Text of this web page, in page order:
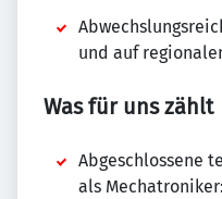
und auf
Was für uns zählt
Abgeschlossene
als